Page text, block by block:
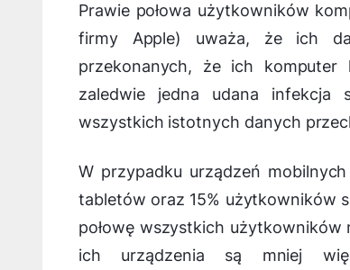
Prawie połowa użytkowników
firmy Apple) uważa, że ich
przekonanych, że ich komputer
zaledwie jedna udana infekcja
wszystkich istotnych danych
W przypadku urządzeń
tabletów oraz 15% użytkowników
połowę wszystkich
ich urządzenia są mniej